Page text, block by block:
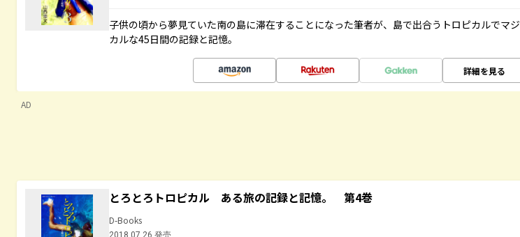
子供の頃から夢見ていた南の島に滞在することになった筆者が、島で出合うトロピカルでマジ
カルな45日間の記録と記憶。
詳細を見る
AD
とろとろトロピカル ある旅の記録と記憶。 第4巻
D-Books
2018.07.26 発売